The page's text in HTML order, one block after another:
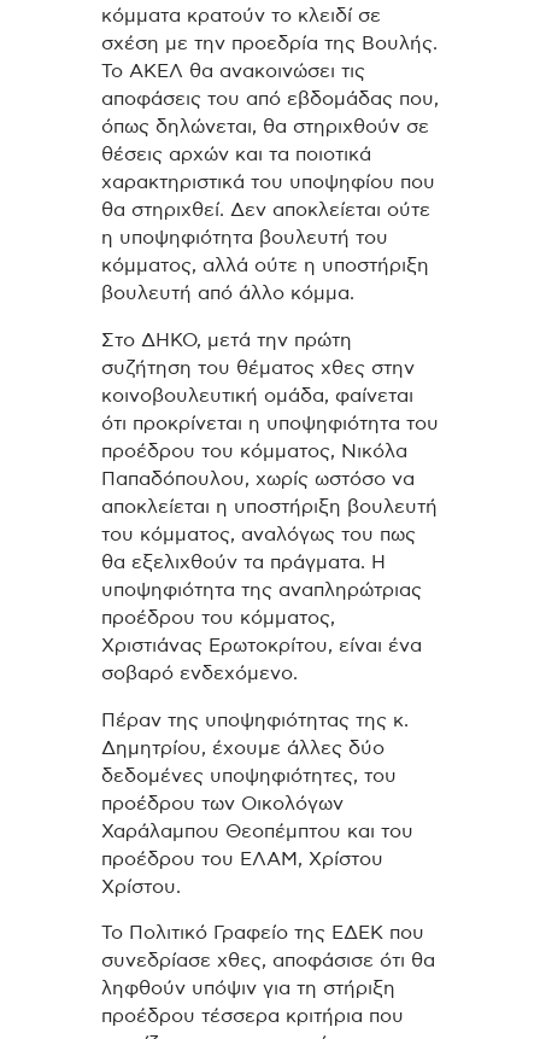
κόμματα κρατούν το κλειδί σε
σχέση με την προεδρία της Βουλής.
Το ΑΚΕΛ θα ανακοινώσει τις
αποφάσεις του από εβδομάδας που,
όπως δηλώνεται, θα στηριχθούν σε
θέσεις αρχών και τα ποιοτικά
χαρακτηριστικά του υποψηφίου που
θα στηριχθεί. Δεν αποκλείεται ούτε
η υποψηφιότητα βουλευτή του
κόμματος, αλλά ούτε η υποστήριξη
βουλευτή από άλλο κόμμα.
Στο ΔΗΚΟ, μετά την πρώτη
συζήτηση του θέματος χθες στην
κοινοβουλευτική ομάδα, φαίνεται
ότι προκρίνεται η υποψηφιότητα του
προέδρου του κόμματος, Νικόλα
Παπαδόπουλου, χωρίς ωστόσο να
αποκλείεται η υποστήριξη βουλευτή
του κόμματος, αναλόγως του πως
θα εξελιχθούν τα πράγματα. Η
υποψηφιότητα της αναπληρώτριας
προέδρου του κόμματος,
Χριστιάνας Ερωτοκρίτου, είναι ένα
σοβαρό ενδεχόμενο.
Πέραν της υποψηφιότητας της κ.
Δημητρίου, έχουμε άλλες δύο
δεδομένες υποψηφιότητες, του
προέδρου των Οικολόγων
Χαράλαμπου Θεοπέμπτου και του
προέδρου του ΕΛΑΜ, Χρίστου
Χρίστου.
Το Πολιτικό Γραφείο της ΕΔΕΚ που
συνεδρίασε χθες, αποφάσισε ότι θα
ληφθούν υπόψιν για τη στήριξη
προέδρου τέσσερα κριτήρια που